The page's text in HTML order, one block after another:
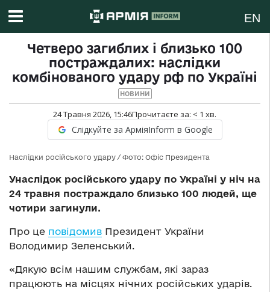
EN
Четверо загиблих і близько 100
постраждалих: наслідки
комбінованого удару рф по Україні
НОВИНИ
24 Травня 2026, 15:46Прочитаєте за: < 1 хв.
Слідкуйте за АрміяInform в Google
Наслідки російського удару / Фото: Офіс Президента
Унаслідок російського удару по Україні у ніч на
24 травня постраждало близько 100 людей, ще
чотири загинули.
Про це повідомив Президент України
Володимир Зеленський.
«Дякую всім нашим службам, які зараз
працюють на місцях нічних російських ударів.